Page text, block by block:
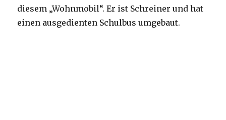
diesem „Wohnmobil“. Er ist Schreiner und hat
einen ausgedienten Schulbus umgebaut.